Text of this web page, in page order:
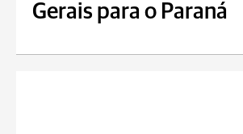
Gerais para o Paraná